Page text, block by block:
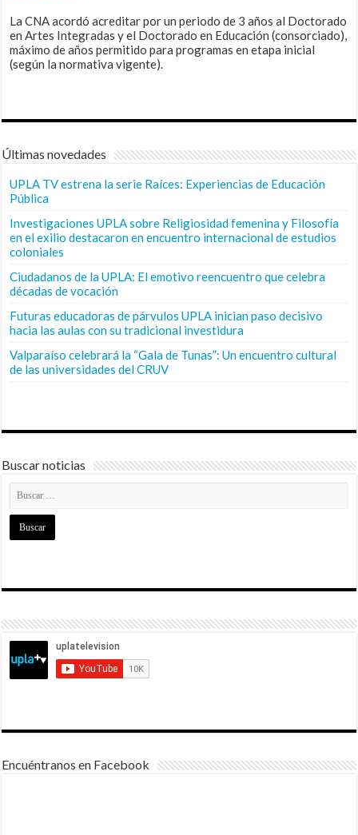
La CNA acordó acreditar por un periodo de 3 años al Doctorado
en Artes Integradas y el Doctorado en Educación (consorciado),
máximo de años permitido para programas en etapa inicial
(según la normativa vigente).
Últimas novedades
UPLA TV estrena la serie Raíces: Experiencias de Educación
Pública
Investigaciones UPLA sobre Religiosidad femenina y Filosofía
en el exilio destacaron en encuentro internacional de estudios
coloniales
Ciudadanos de la UPLA: El emotivo reencuentro que celebra
décadas de vocación
Futuras educadoras de párvulos UPLA inician paso decisivo
hacia las aulas con su tradicional investidura
Valparaíso celebrará la “Gala de Tunas”: Un encuentro cultural
de las universidades del CRUV
Buscar noticias
Encuéntranos en Facebook